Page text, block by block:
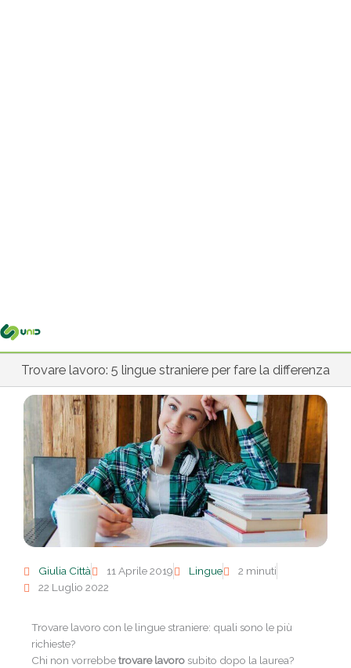
Trovare lavoro: 5 lingue straniere per fare la differenza
Giulia Città 11 Aprile 2019 Lingue
2 minuti
22 Luglio 2022
Trovare lavoro con le lingue straniere: quali sono le più
richieste?
Chi non vorrebbetrovare lavoro subito dopo la laurea?